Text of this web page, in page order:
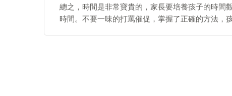
總之，時間是非常寶貴的，家長要培養孩子的時間
時間。不要一味的打罵催促，掌握了正確的方法，